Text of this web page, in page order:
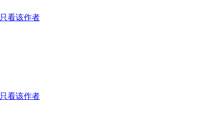
只看该作者
只看该作者